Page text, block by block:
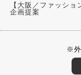
【大阪／ファッシ
企画提案
※外